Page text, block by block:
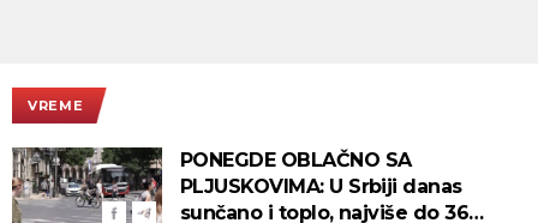
VREME
PONEGDE OBLAČNO SA
PLJUSKOVIMA: U Srbiji danas
sunčano i toplo, najviše do 36